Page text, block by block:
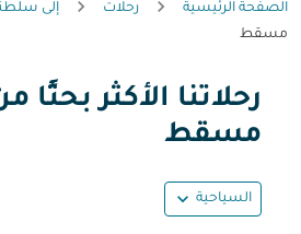
الصفحة الرئيسية رحلات إلى
مسقط
رحلاتنا الأكثر بحثًا
مسقط
السياحية expand_more
حاول تحديث الرحلة (مغادرة و/أو